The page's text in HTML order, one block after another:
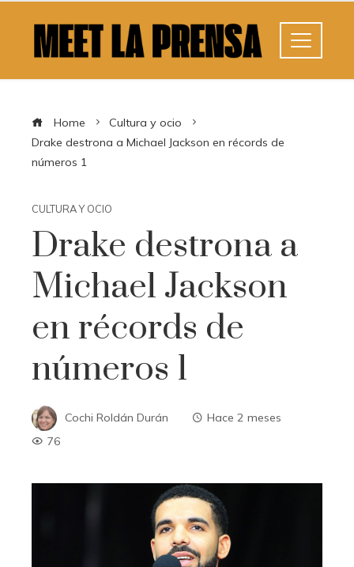
Home
Cultura y ocio
Drake destrona a Michael Jackson en récords de
números 1
CULTURA Y OCIO
Drake destrona a
Michael Jackson
en récords de
números 1
Cochi Roldán Durán
Hace 2 meses
76